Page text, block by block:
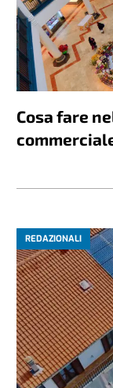
Cosa fare
REDAZIONALI